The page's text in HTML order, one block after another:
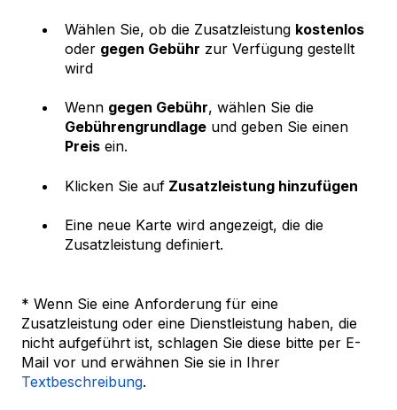
Wählen Sie, ob die Zusatzleistung kostenlos
oder gegen Gebühr zur Verfügung gestellt
wird
Wenn gegen Gebühr, wählen Sie die
Gebührengrundlage und geben Sie einen
Preis ein.
Klicken Sie auf Zusatzleistung hinzufügen
Eine neue Karte wird angezeigt, die die
Zusatzleistung definiert.
* Wenn Sie eine Anforderung für eine
Zusatzleistung oder eine Dienstleistung haben, die
nicht aufgeführt ist, schlagen Sie diese bitte per E-
Mail vor und erwähnen Sie sie in Ihrer
Textbeschreibung.